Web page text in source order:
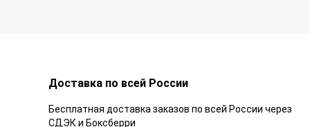
Доставка по всей России
Бесплатная доставка заказов по всей России через
СДЭК и Боксберри